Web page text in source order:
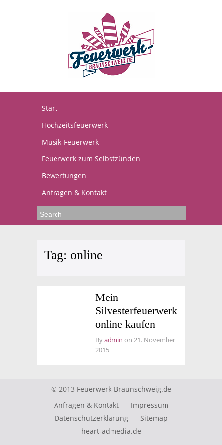
Start
Hochzeitsfeuerwerk
Musik-Feuerwerk
Feuerwerk zum Selbstzünden
Bewertungen
Anfragen & Kontakt
Tag: online
Mein
Silvesterfeuerwerk
online kaufen
Byadmin on 21. November
2015
© 2013 Feuerwerk-Braunschweig.de
Anfragen & Kontakt
Impressum
Datenschutzerklärung
Sitemap
heart-admedia.de